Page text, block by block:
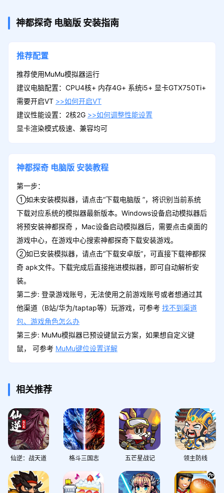
神都探奇 电脑版 安装指南
推荐配置
推荐使用MuMu模拟器运行
建议电脑配置：CPU4核+ 内存4G+ 系统i5+ 显卡GTX750Ti+
需要开启VT >>如何开启VT
建议性能设置：2核2G >>如何调整性能设置
显卡渲染模式极速、兼容均可
神都探奇 电脑版 安装教程
第一步：
①如未安装模拟器，请点击“下载电脑版 ”，将识别当前系统
下载对应系统的模拟器最新版本。Windows设备启动模拟器后
将预安装神都探奇 ，Mac设备启动模拟器后，需要点击桌面的
游戏中心，在游戏中心搜索神都探奇下载安装游戏。
②如已安装模拟器，请点击“下载安卓版”，可直接下载神都探
奇 apk文件。下载完成后直接拖进模拟器，即可自动解析安
装。
第二步: 登录游戏账号，无法使用之前游戏账号或者想通过其
他渠道（B站/华为/taptap等）玩游戏，可参考 找不到渠道
包、游戏角色怎么办
第三步: MuMu模拟器已预设键鼠云方案，如果想自定义键
鼠， 可参考 MuMu键位设置详解
相关推荐
仙逆：战天道 格斗三国志 五芒星战记 领主防线